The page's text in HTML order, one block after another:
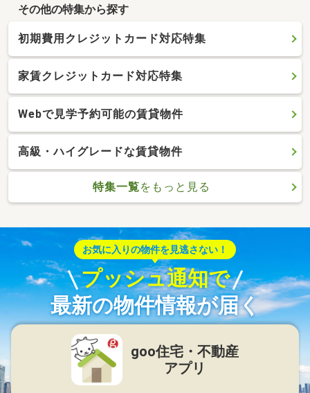
その他の特集から探す
初期費用クレジットカード対応特集
家賃クレジットカード対応特集
Webで見学予約可能の賃貸物件
高級・ハイグレードな賃貸物件
特集一覧をもっと見る
お気に入りの物件を見逃さない！
プッシュ通知で
最新の物件情報が届く
goo住宅・不動産
アプリ